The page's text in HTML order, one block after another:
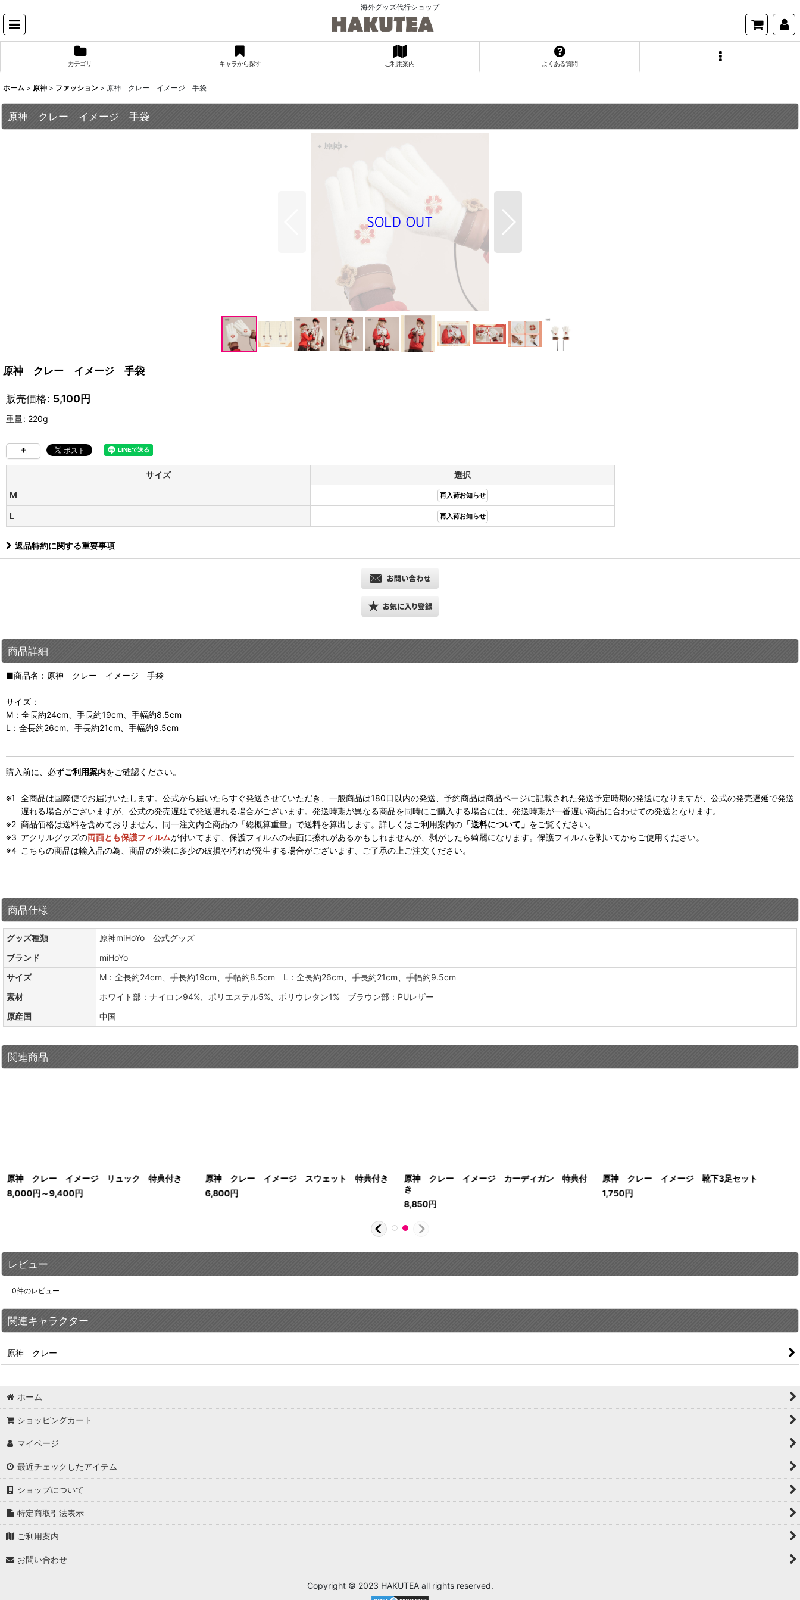
海外グッズ代行ショップ
カテゴリ キャラから探す ご利用案内 よくある質問
ホーム > 原神 > ファッション > 原神 クレー イメージ 手袋
原神 クレー イメージ 手袋
原神 クレー イメージ 手袋
販売価格: 5,100円
重量: 220g
サイズ
選択
M
再入荷お知らせ
L 再入荷お知らせ
返品特約に関する重要事項
商品詳細
■商品名：原神 クレー イメージ 手袋
サイズ：
M：全長約24cm、手長約19cm、手幅約8.5cm
L：全長約26cm、手長約21cm、手幅約9.5cm
購入前に、必ずご利用案内をご確認ください。
全商品は国際便でお届けいたします。公式から届いたらすぐ発送させていただき、一般商品は180日以内の発送、予約商品は商品ページに記載された発送予定時期の発送になりますが、公式の発売遅延で発送
遅れる場合がございますが、公式の発売遅延で発送遅れる場合がございます。発送時期が異なる商品を同時にご購入する場合には、発送時期が一番遅い商品に合わせての発送となります。
商品価格は送料を含めておりません、同一注文内全商品の「総概算重量」で送料を算出します。詳しくはご利用案内の 「送料について」 をご覧ください。
アクリルグッズの両面とも保護フィルムが付いてます、保護フィルムの表面に擦れがあるかもしれませんが、剥がしたら綺麗になります。保護フィルムを剥いてからご使用ください。
こちらの商品は輸入品の為、商品の外装に多少の破損や汚れが発生する場合がございます、ご了承の上ご注文ください。
商品仕様
グッズ種類
原神miHoYo 公式グッズ
ブランド
miHoYo
サイズ
M：全長約24cm、手長約19cm、手幅約8.5cm L：全長約26cm、手長約21cm、手幅約9.5cm
素材
ホワイト部：ナイロン94%、ポリエステル5%、ポリウレタン1% ブラウン部：PUレザー
原産国
中国
関連商品
原神 クレー イメージ リュック 特典付き
8,000円～9,400円
原神 クレー イメージ スウェット 特典付き
6,800円
原神 クレー イメージ カーディガン 特典付
き
8,850円
原神 クレー イメージ 靴下3足セット
1,750円
レビュー
0件のレビュー
関連キャラクター
原神 クレー
ホーム
ショッピングカート
マイページ
最近チェックしたアイテム
ショップについて
特定商取引法表示
ご利用案内
お問い合わせ
Copyright © 2023 HAKUTEA all rights reserved.